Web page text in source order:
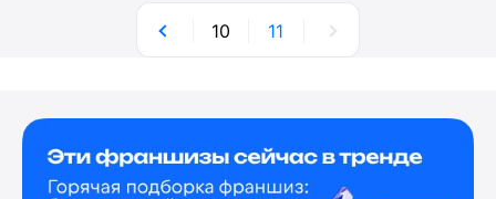
10 11